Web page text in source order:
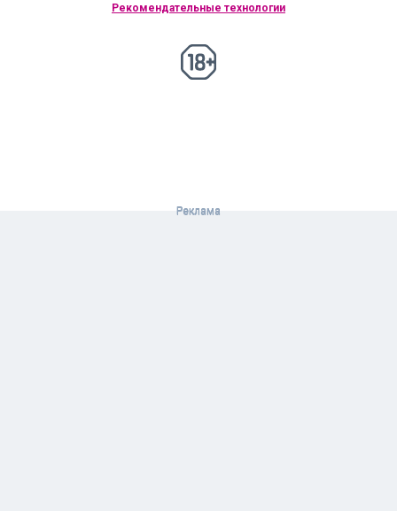
Рекомендательные технологии
18+